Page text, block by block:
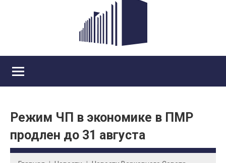
Режим ЧП в экономике в ПМР
продлен до 31 августа